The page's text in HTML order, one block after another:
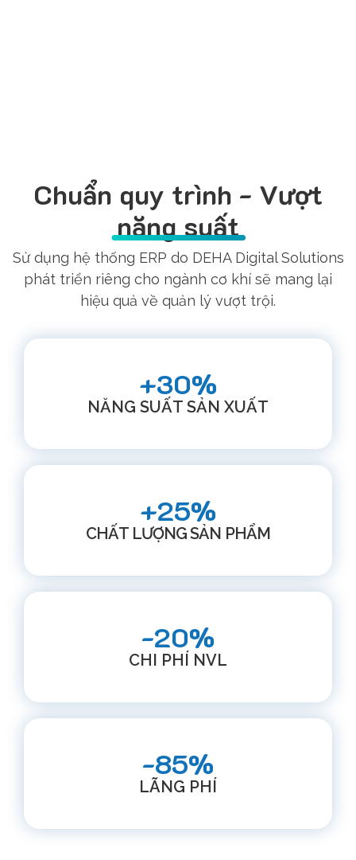
Chuẩn quy trình - Vượt
năng suất
Sử dụng hệ thống ERP do DEHA Digital Solutions
phát triển riêng cho ngành cơ khí sẽ mang lại
hiệu quả về quản lý vượt trội.
+30%
NĂNG SUẤT SẢN XUẤT
+25%
CHẤT LƯỢNG SẢN PHẨM
-20%
CHI PHÍ NVL
-85%
LÃNG PHÍ